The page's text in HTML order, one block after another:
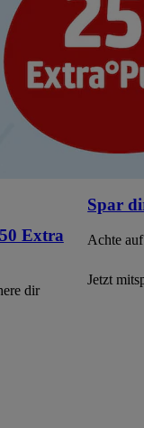
Extra
dir
Spar
Achte
Jetzt